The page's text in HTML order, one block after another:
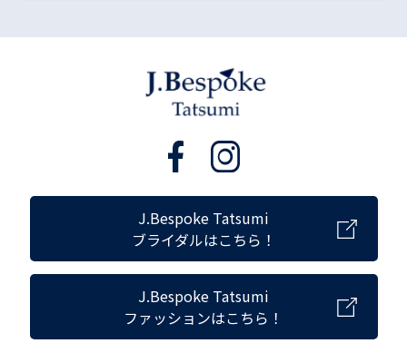
J.Bespoke Tatsumi
ブライダルはこちら！
J.Bespoke Tatsumi
ファッションはこちら！